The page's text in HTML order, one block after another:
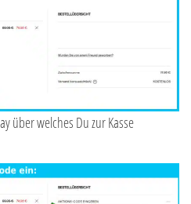
über welches Du zur Kasse